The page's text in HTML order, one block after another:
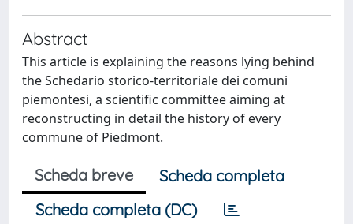
Abstract
This article is explaining the reasons lying behind
the Schedario storico-territoriale dei comuni
piemontesi, a scientific committee aiming at
reconstructing in detail the history of every
commune of Piedmont.
Scheda breve
Scheda completa
Scheda completa (DC)